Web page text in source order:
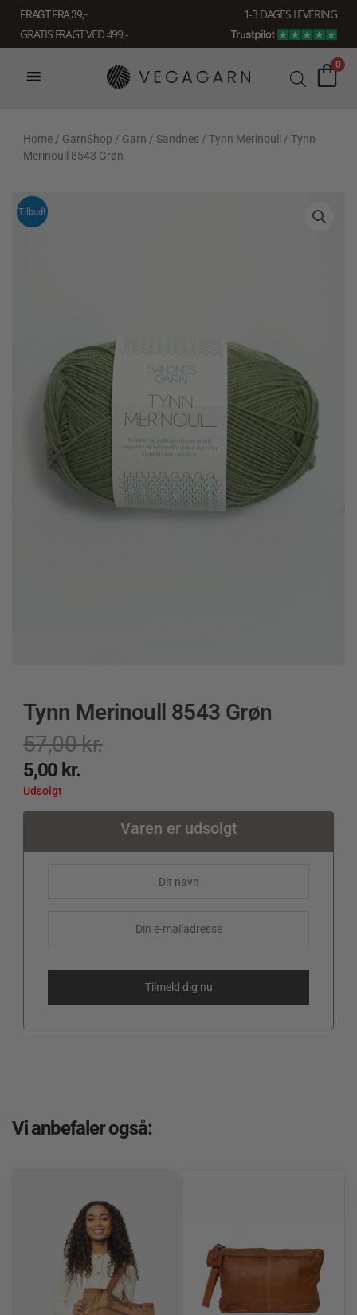
indholdet
FRAGT FRA 39, -
1-3 DAGES LEVERING
GRATIS FRAGT VED 499,-
0
Home / GarnShop / Garn / Sandnes / Tynn Merinoull
/ Tynn
Merinoull 8543 Grøn
Tilbud!
Tynn Merinoull 8543 Grøn
57,00kr.
5,00 kr.
Udsolgt
Varen er udsolgt
Vi anbefaler også: